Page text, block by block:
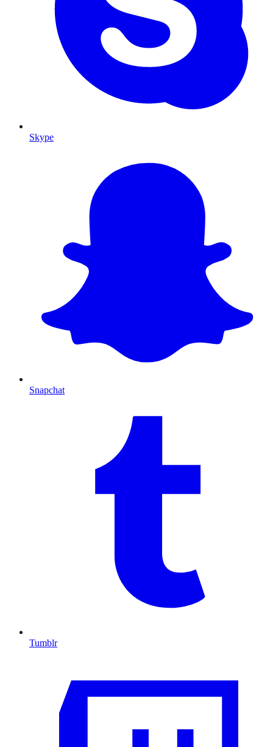
Skype
Snapchat
Tumblr